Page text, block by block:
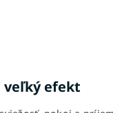
veľký efekt